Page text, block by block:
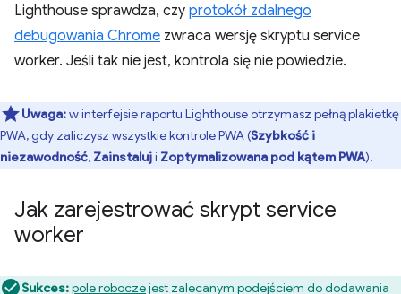
Lighthouse sprawdza, czy protokół zdalnego
debugowania Chrome zwraca wersję skryptu service
worker. Jeśli tak nie jest, kontrola się nie powiedzie.
Uwaga:w interfejsie raportu Lighthouse otrzymasz pełną plakietkę
PWA, gdy zaliczysz wszystkie kontrole PWA (Szybkość i
niezawodność, Zainstaluji Zoptymalizowana pod kątem PWA).
Jak zarejestrować skrypt service
worker
Sukces:pole roboczejest zalecanym podejściem do dodawania